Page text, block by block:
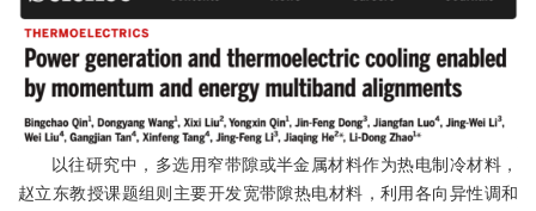
以往研究中，多选用窄带隙或半金属材料作为热电制冷材料，
赵立东教授课题组则主要开发宽带隙热电材料，利用各向异性调和